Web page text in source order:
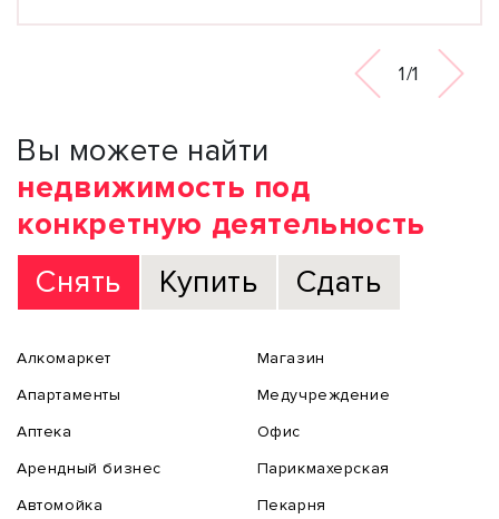
1/1
Вы можете найти
недвижимость под
конкретную деятельность
Снять
Купить Сдать
Алкомаркет
Апартаменты
Аптека
Арендный бизнес
Автомойка
Магазин
Медучреждение
Офис
Парикмахерская
Пекарня